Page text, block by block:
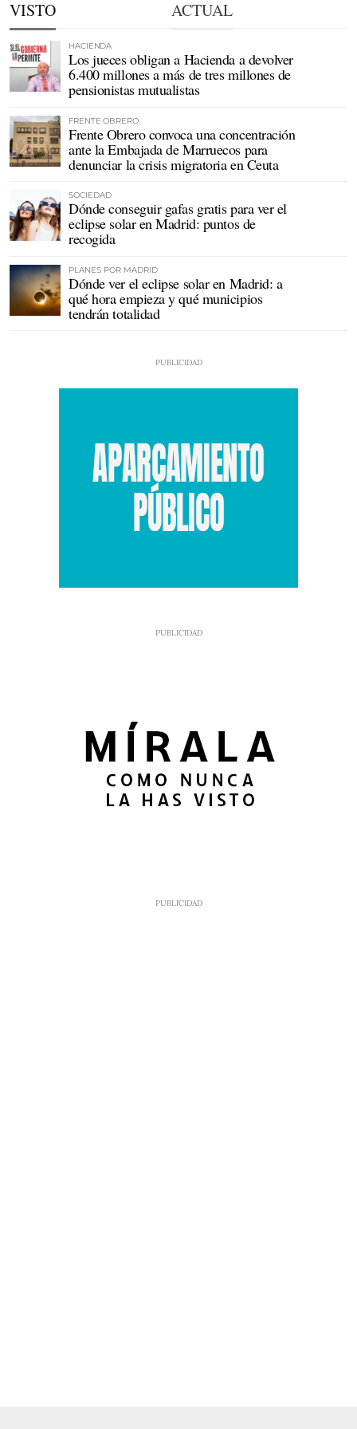
VISTO ACTUAL
HACIENDA
Los jueces obligan a Hacienda a devolver
6.400 millones a más de tres millones de
pensionistas mutualistas
FRENTE OBRERO
Frente Obrero convoca una concentración
ante la Embajada de Marruecos para
denunciar la crisis migratoria en Ceuta
SOCIEDAD
Dónde conseguir gafas gratis para ver el
eclipse solar en Madrid: puntos de
recogida
PLANES POR MADRID
Dónde ver el eclipse solar en Madrid: a
qué hora empieza y qué municipios
tendrán totalidad